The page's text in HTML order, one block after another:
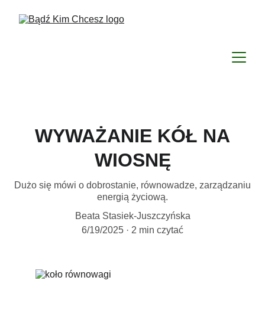
WYWAŻANIE KÓŁ NA
WIOSNĘ
Dużo się mówi o dobrostanie, równowadze, zarządzaniu
energią życiową.
Beata Stasiek-Juszczyńska
6/19/2025
2 min czytać